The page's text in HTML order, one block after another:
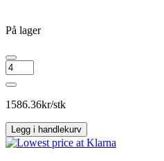
På lager
IT
WHEELS
KIRA
Black
1586.36kr/stk
Legg i handlekurv